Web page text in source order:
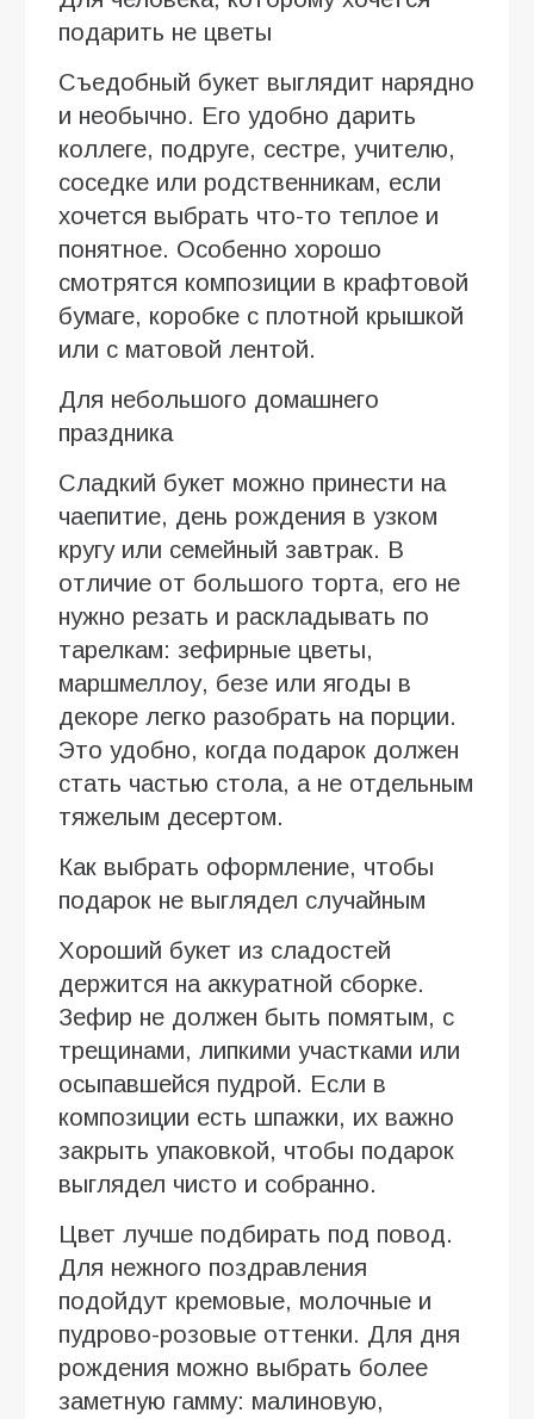
подарить не цветы
Съедобный букет выглядит нарядно
и необычно. Его удобно дарить
коллеге, подруге, сестре, учителю,
соседке или родственникам, если
хочется выбрать что-то теплое и
понятное. Особенно хорошо
смотрятся композиции в крафтовой
бумаге, коробке с плотной крышкой
или с матовой лентой.
Для небольшого домашнего
праздника
Сладкий букет можно принести на
чаепитие, день рождения в узком
кругу или семейный завтрак. В
отличие от большого торта, его не
нужно резать и раскладывать по
тарелкам: зефирные цветы,
маршмеллоу, безе или ягоды в
декоре легко разобрать на порции.
Это удобно, когда подарок должен
стать частью стола, а не отдельным
тяжелым десертом.
Как выбрать оформление, чтобы
подарок не выглядел случайным
Хороший букет из сладостей
держится на аккуратной сборке.
Зефир не должен быть помятым, с
трещинами, липкими участками или
осыпавшейся пудрой. Если в
композиции есть шпажки, их важно
закрыть упаковкой, чтобы подарок
выглядел чисто и собранно.
Цвет лучше подбирать под повод.
Для нежного поздравления
подойдут кремовые, молочные и
пудрово-розовые оттенки. Для дня
рождения можно выбрать более
заметную гамму: малиновую,